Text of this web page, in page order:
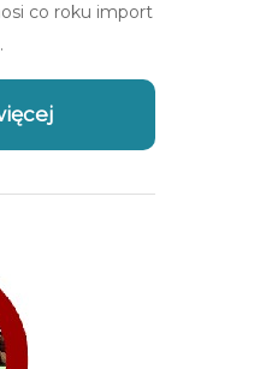
co roku import